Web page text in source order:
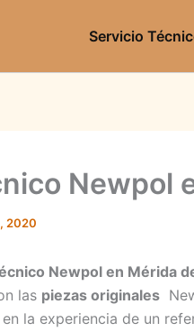
Servicio
Newpol
2020
Newpol en Mérida
las piezas originales
la experiencia de un